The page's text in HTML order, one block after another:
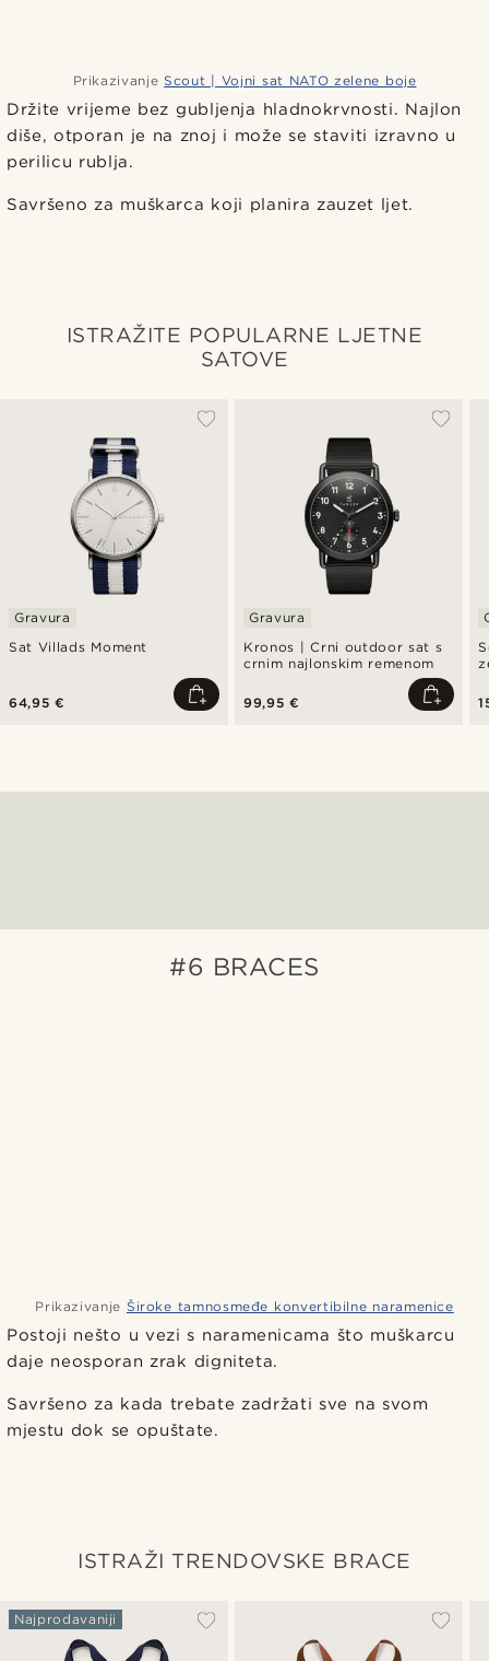
Prikazivanje Scout | Vojni sat NATO zelene boje
Držite vrijeme bez gubljenja hladnokrvnosti. Najlon
diše, otporan je na znoj i može se staviti izravno u
perilicu rublja.
Savršeno za muškarca koji planira zauzet ljet.
ISTRAŽITE POPULARNE LJETNE
SATOVE
Sat Villads Moment
Gravura
64,95 €
Kronos | Crni outdoor sat s
crnim najlonskim remenom
Gravura
99,95 €
#6 BRACES
Prikazivanje Široke tamnosmeđe konvertibilne naramenice
Postoji nešto u vezi s naramenicama što muškarcu
daje neosporan zrak digniteta.
Savršeno za kada trebate zadržati sve na svom
mjestu dok se opuštate.
ISTRAŽI TRENDOVSKE BRACE
Najprodavaniji